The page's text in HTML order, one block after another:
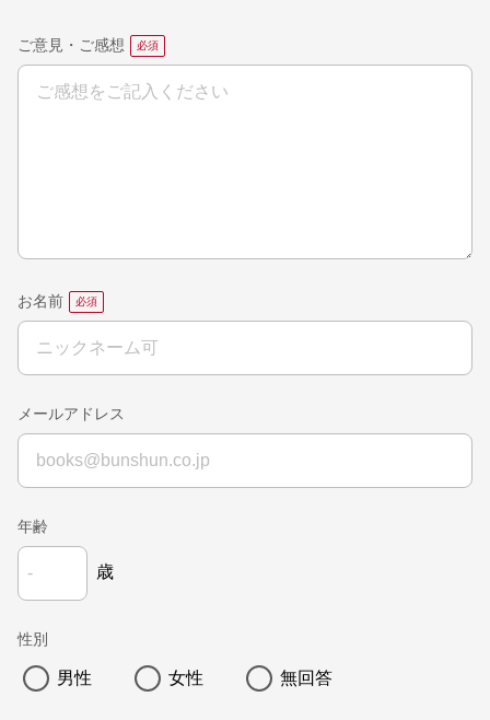
ご意見・ご感想
お名前
メールアドレス
年齢
歳
性別
男性 女性 無回答